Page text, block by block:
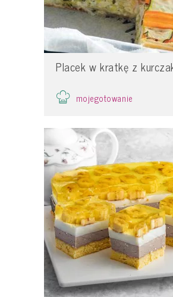
Placek w kratkę z
mojegotowanie